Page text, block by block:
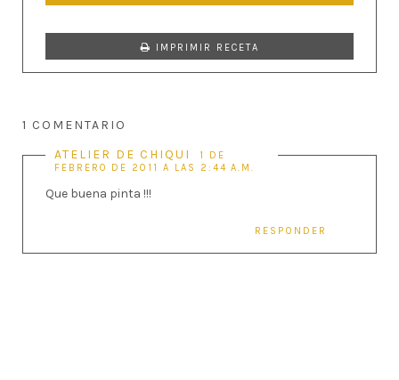
IMPRIMIR RECETA
1 COMENTARIO
ATELIER DE CHIQUI
1 DE
FEBRERO DE 2011 A LAS 2:44 A.M.
Que buena pinta !!!
RESPONDER